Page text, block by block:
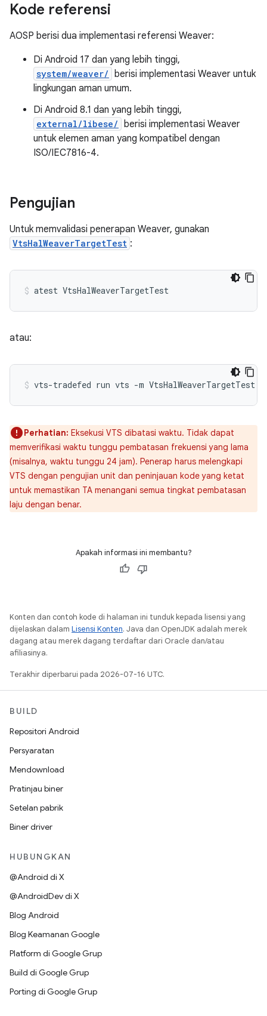
Kode referensi
AOSP berisi dua implementasi referensi Weaver:
Di Android 17 dan yang lebih tinggi,
system/weaver/ berisi implementasi Weaver untuk
lingkungan aman umum.
Di Android 8.1 dan yang lebih tinggi,
external/libese/ berisi implementasi Weaver
untuk elemen aman yang kompatibel dengan
ISO/IEC7816-4.
Pengujian
Untuk memvalidasi penerapan Weaver, gunakan
VtsHalWeaverTargetTest :
atau:
Perhatian: Eksekusi VTS dibatasi waktu. Tidak dapat
memverifikasi waktu tunggu pembatasan frekuensi yang lama
(misalnya, waktu tunggu 24 jam). Penerap harus melengkapi
VTS dengan pengujian unit dan peninjauan kode yang ketat
untuk memastikan TA menangani semua tingkat pembatasan
laju dengan benar.
Apakah informasi ini membantu?
Konten dan contoh kode di halaman ini tunduk kepada lisensi yang
dijelaskan dalam Lisensi Konten. Java dan OpenJDK adalah merek
dagang atau merek dagang terdaftar dari Oracle dan/atau
afiliasinya.
Terakhir diperbarui pada 2026-07-16 UTC.
BUILD
Repositori Android
Persyaratan
Mendownload
Pratinjau biner
Setelan pabrik
Biner driver
HUBUNGKAN
@Android di X
@AndroidDev di X
Blog Android
Blog Keamanan Google
Platform di Google Grup
Build di Google Grup
Porting di Google Grup